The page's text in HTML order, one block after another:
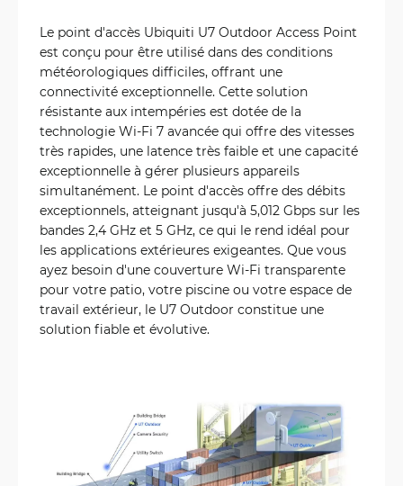
Le point d'accès Ubiquiti U7 Outdoor Access Point
est conçu pour être utilisé dans des conditions
météorologiques difficiles, offrant une
connectivité exceptionnelle. Cette solution
résistante aux intempéries est dotée de la
technologie Wi-Fi 7 avancée qui offre des vitesses
très rapides, une latence très faible et une capacité
exceptionnelle à gérer plusieurs appareils
simultanément. Le point d'accès offre des débits
exceptionnels, atteignant jusqu'à 5,012 Gbps sur les
bandes 2,4 GHz et 5 GHz, ce qui le rend idéal pour
les applications extérieures exigeantes. Que vous
ayez besoin d'une couverture Wi-Fi transparente
pour votre patio, votre piscine ou votre espace de
travail extérieur, le U7 Outdoor constitue une
solution fiable et évolutive.